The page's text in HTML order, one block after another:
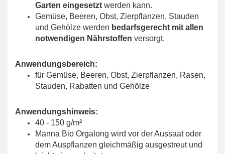
Garten eingesetzt werden kann.
Gemüse, Beeren, Obst, Zierpflanzen, Stauden
und Gehölze werden bedarfsgerecht mit allen
notwendigen Nährstoffen versorgt.
Anwendungsbereich:
für Gemüse, Beeren, Obst, Zierpflanzen, Rasen,
Stauden, Rabatten und Gehölze
Anwendungshinweis:
40 - 150 g/m²
Manna Bio Orgalong wird vor der Aussaat oder
dem Auspflanzen gleichmäßig ausgestreut und